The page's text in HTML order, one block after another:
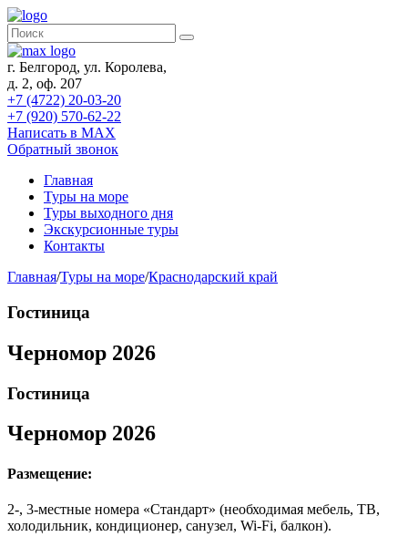
г. Белгород, ул. Королева,
д. 2, оф. 207
+7 (4722) 20-03-20
+7 (920) 570-62-22
Написать в MAX
Обратный звонок
Главная
Туры на море
Туры выходного дня
Экскурсионные туры
Контакты
Главная/Туры на море/Краснодарский край
Гостиница
Черномор 2026
Гостиница
Черномор 2026
Размещение:
2-, 3-местные номера «Стандарт» (необходимая мебель, ТВ,
холодильник, кондиционер, санузел, Wi-Fi, балкон).